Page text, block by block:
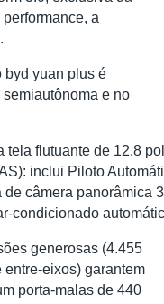
a
byd yuan plus é
e no
tela flutuante de 12,8
inclui Piloto
câmera panorâmica
condicionado
generosas (4.455
entre-eixos) garantem
porta-malas de 440